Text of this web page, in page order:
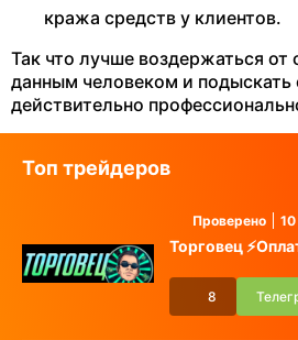
кража средств у клиентов.
Так что лучше воздержаться от
данным человеком и
действительно
Топ трейдеров
Проверено 10
Торговец
8